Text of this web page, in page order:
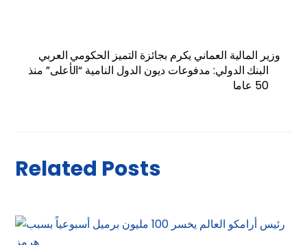
وزير المالية العماني يكرم بجائزة التميز الحكومي العربي
البنك الدولي: مدفوعات ديون الدول النامية “الأعلى” منذ
50 عاما
Related Posts